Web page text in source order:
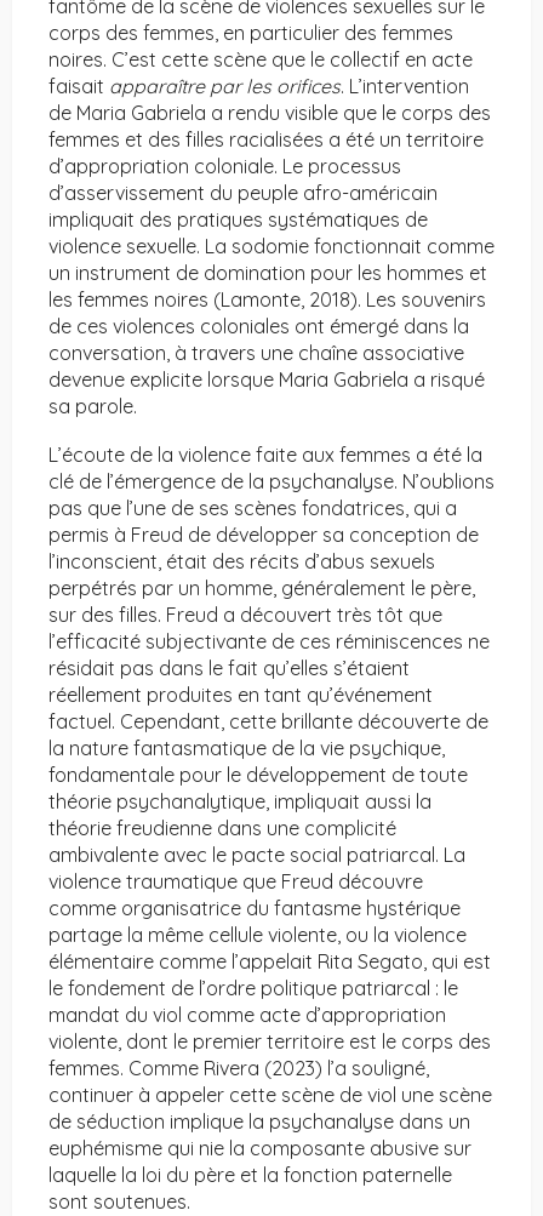
fantôme de la scène de violences sexuelles sur le
corps des femmes, en particulier des femmes
noires. C’est cette scène que le collectif en acte
faisait apparaître par les orifices. L’intervention
de Maria Gabriela a rendu visible que le corps des
femmes et des filles racialisées a été un territoire
d’appropriation coloniale. Le processus
d’asservissement du peuple afro-américain
impliquait des pratiques systématiques de
violence sexuelle. La sodomie fonctionnait comme
un instrument de domination pour les hommes et
les femmes noires (Lamonte, 2018). Les souvenirs
de ces violences coloniales ont émergé dans la
conversation, à travers une chaîne associative
devenue explicite lorsque Maria Gabriela a risqué
sa parole.
L’écoute de la violence faite aux femmes a été la
clé de l’émergence de la psychanalyse. N’oublions
pas que l’une de ses scènes fondatrices, qui a
permis à Freud de développer sa conception de
l’inconscient, était des récits d’abus sexuels
perpétrés par un homme, généralement le père,
sur des filles. Freud a découvert très tôt que
l’efficacité subjectivante de ces réminiscences ne
résidait pas dans le fait qu’elles s’étaient
réellement produites en tant qu’événement
factuel. Cependant, cette brillante découverte de
la nature fantasmatique de la vie psychique,
fondamentale pour le développement de toute
théorie psychanalytique, impliquait aussi la
théorie freudienne dans une complicité
ambivalente avec le pacte social patriarcal. La
violence traumatique que Freud découvre
comme organisatrice du fantasme hystérique
partage la même cellule violente, ou la violence
élémentaire comme l’appelait Rita Segato, qui est
le fondement de l’ordre politique patriarcal : le
mandat du viol comme acte d’appropriation
violente, dont le premier territoire est le corps des
femmes. Comme Rivera (2023) l’a souligné,
continuer à appeler cette scène de viol une scène
de séduction implique la psychanalyse dans un
euphémisme qui nie la composante abusive sur
laquelle la loi du père et la fonction paternelle
sont soutenues.